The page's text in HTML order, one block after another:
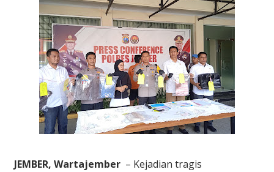
JEMBER, Wartajember– Kejadian tragis